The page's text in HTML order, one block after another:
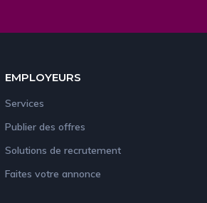
EMPLOYEURS
Services
Publier des offres
Solutions de recrutement
Faites votre annonce